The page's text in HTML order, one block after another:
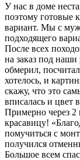
У нас в доме
поэтому готовые
вариант. Мы с
подходящего
После всех
на заказ под
обмерил,
хотелось, и
скажу, что это
вписалась и цвет
Примерно через
красавицу!
помучиться с
получился
Большое всем